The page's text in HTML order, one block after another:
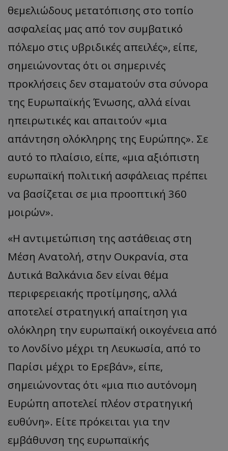
θεμελιώδους μετατόπισης στο τοπίο
ασφαλείας μας από τον συμβατικό
πόλεμο στις υβριδικές απειλές», είπε,
σημειώνοντας ότι οι σημερινές
προκλήσεις δεν σταματούν στα σύνορα
της Ευρωπαϊκής Ένωσης, αλλά είναι
ηπειρωτικές και απαιτούν «μια
απάντηση ολόκληρης της Ευρώπης». Σε
αυτό το πλαίσιο, είπε, «μια αξιόπιστη
ευρωπαϊκή πολιτική ασφάλειας πρέπει
να βασίζεται σε μια προοπτική 360
μοιρών».
«Η αντιμετώπιση της αστάθειας στη
Μέση Ανατολή, στην Ουκρανία, στα
Δυτικά Βαλκάνια δεν είναι θέμα
περιφερειακής προτίμησης, αλλά
αποτελεί στρατηγική απαίτηση για
ολόκληρη την ευρωπαϊκή οικογένεια από
το Λονδίνο μέχρι τη Λευκωσία, από το
Παρίσι μέχρι το Ερεβάν», είπε,
σημειώνοντας ότι «μια πιο αυτόνομη
Ευρώπη αποτελεί πλέον στρατηγική
ευθύνη». Είτε πρόκειται για την
εμβάθυνση της ευρωπαϊκής